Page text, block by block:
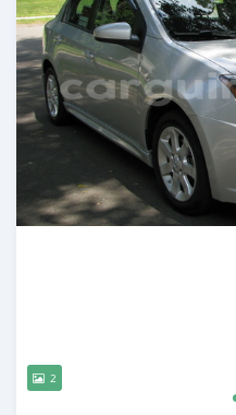
2